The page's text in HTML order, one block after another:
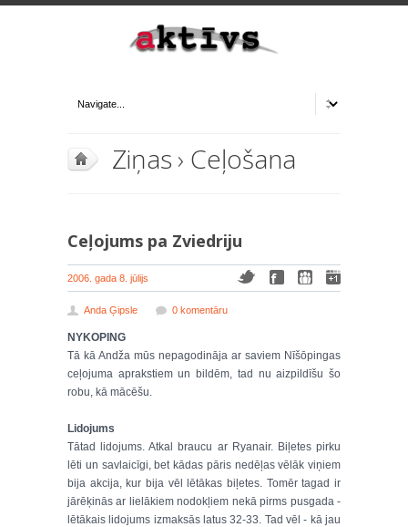
Ziņas› Ceļošana
Ceļojums pa Zviedriju
2006. gada 8. jūlijs
Anda Ģipsle 0 komentāru
NYKOPING
Tā kā Andža mūs nepagodināja ar saviem Nīšōpingas
ceļojuma aprakstiem un bildēm, tad nu aizpildīšu šo
robu, kā mācēšu.
Lidojums
Tātad lidojums. Atkal braucu ar Ryanair. Biļetes pirku
lēti un savlaicīgi, bet kādas pāris nedēļas vēlāk viņiem
bija akcija, kur bija vēl lētākas biļetes. Tomēr tagad ir
jārēķinās ar lielākiem nodokļiem nekā pirms pusgada -
lētākais lidojums izmaksās latus 32-33. Tad vēl - kā jau